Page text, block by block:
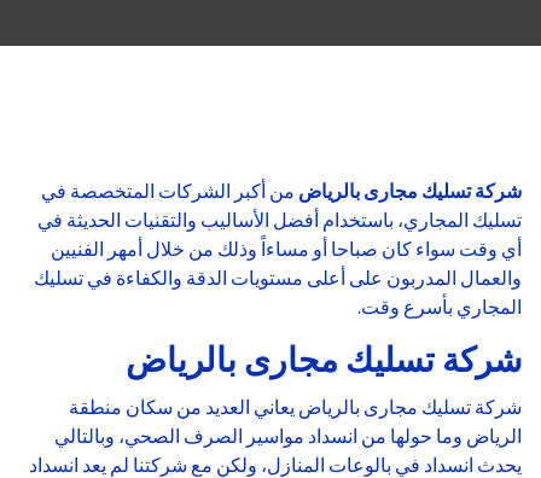
شركة تسليك مجارى بالرياض من أكبر الشركات المتخصصة في
تسليك المجاري، باستخدام أفضل الأساليب والتقنيات الحديثة في
أي وقت سواء كان صباحا أو مساءاً وذلك من خلال أمهر الفنيين
والعمال المدربون على أعلى مستويات الدقة والكفاءة في تسليك
المجاري بأسرع وقت.
شركة تسليك مجارى بالرياض
شركة تسليك مجارى بالرياض يعاني العديد من سكان منطقة
الرياض وما حولها من انسداد مواسير الصرف الصحي، وبالتالي
يحدث انسداد في بالوعات المنازل، ولكن مع شركتنا لم يعد انسداد